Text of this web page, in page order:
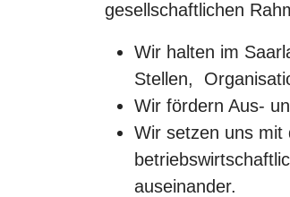
gesellschaftlichen
Wir halten im
Stellen,
Wir fördern Aus-
Wir setzen uns mit
auseinander.